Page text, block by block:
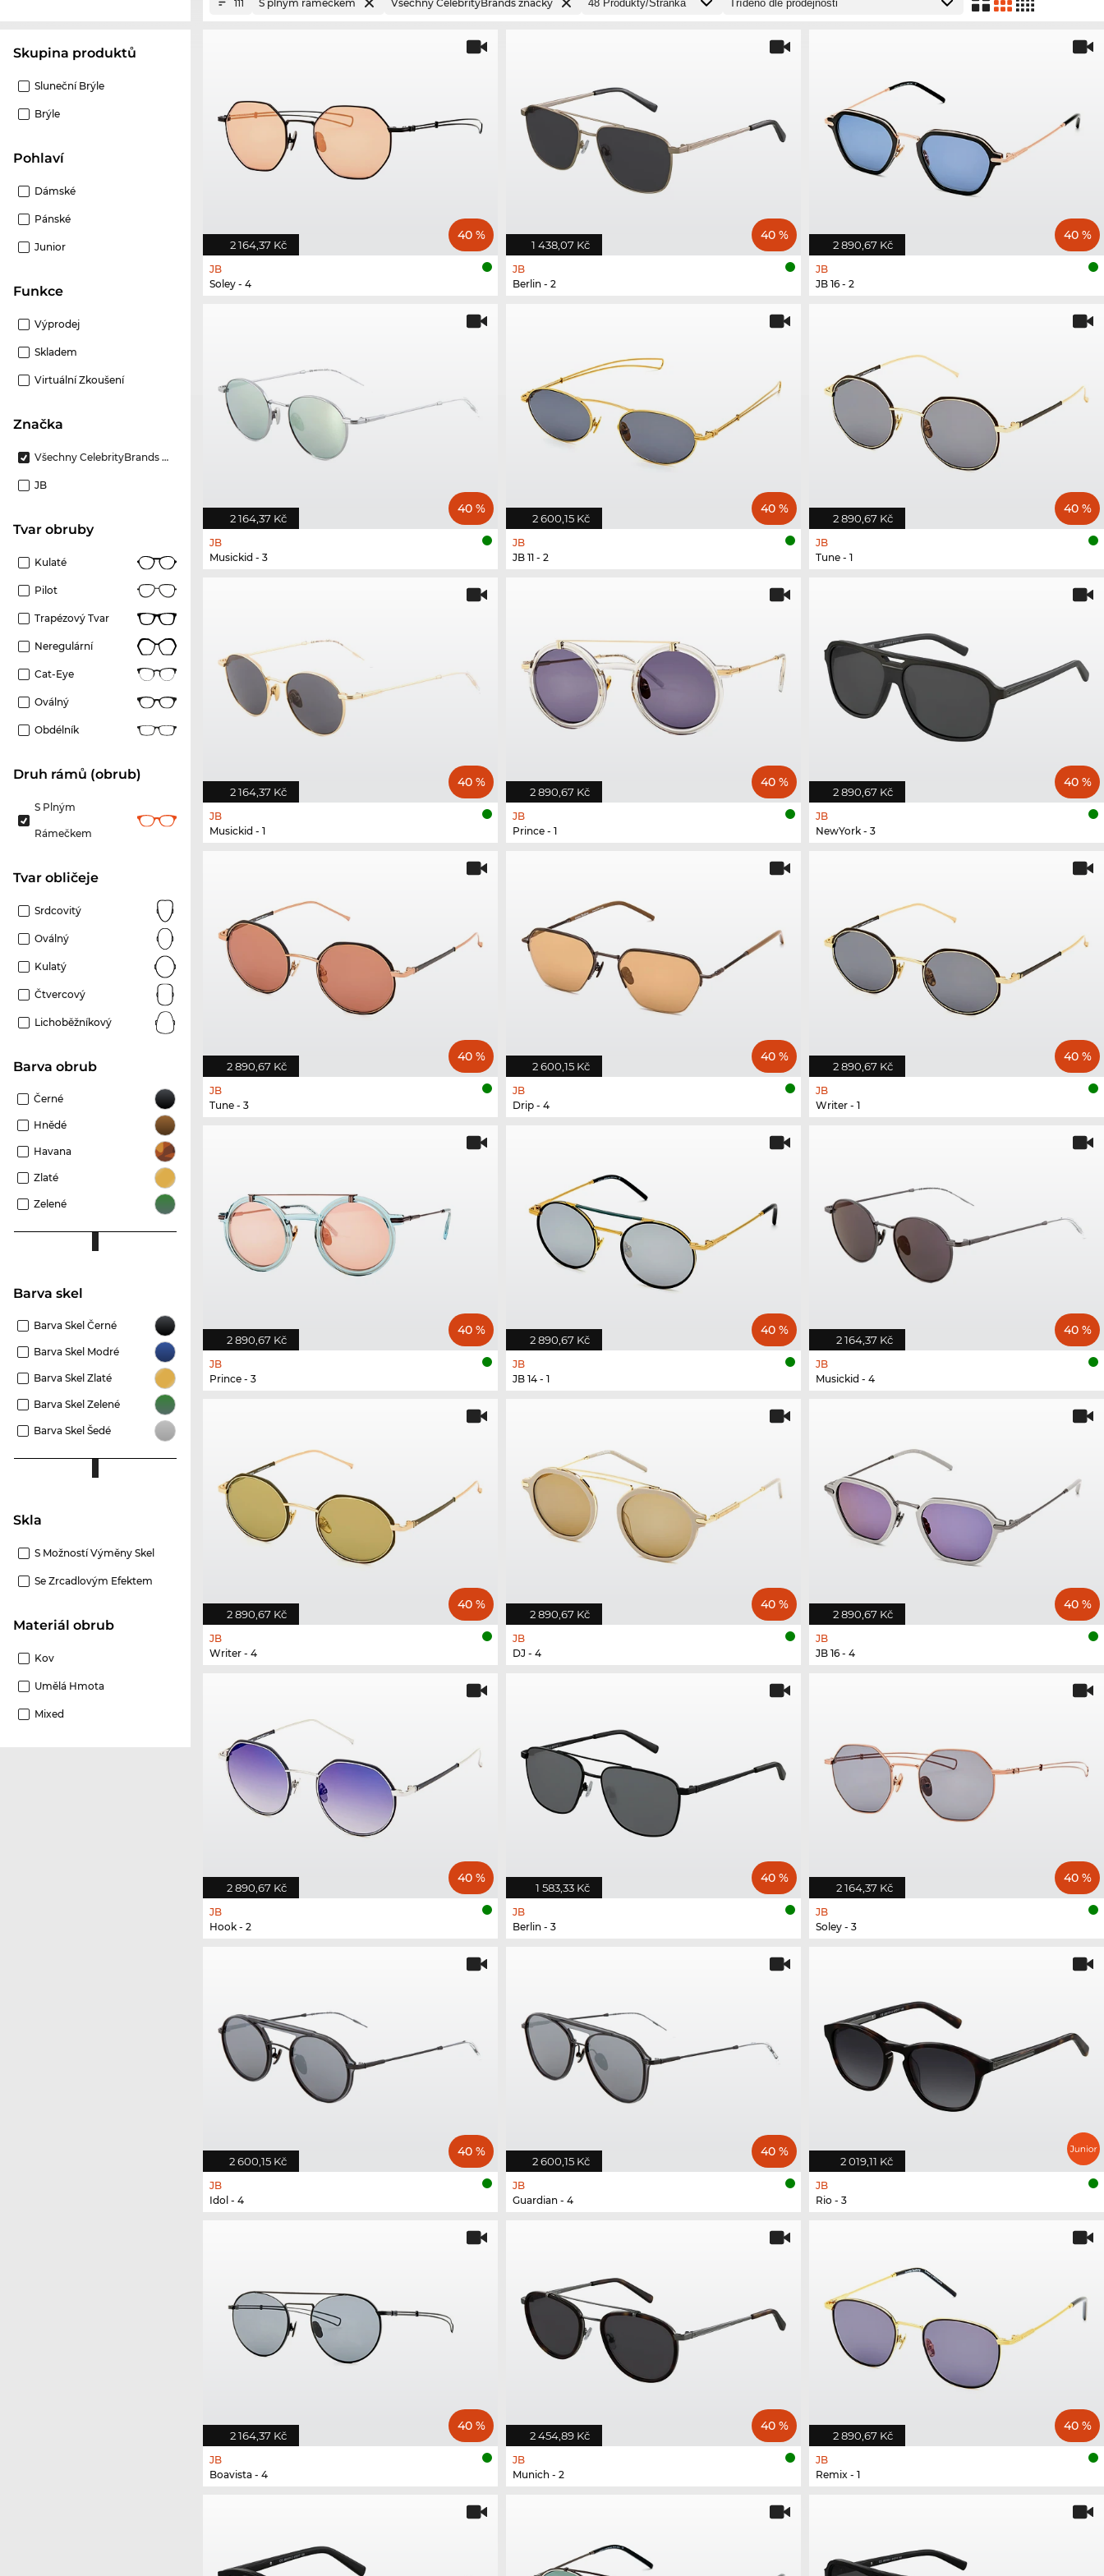
Skupina produktů
Sluneční Brýle
Brýle
Pohlaví
Dámské
Pánské
Junior
Funkce
Výprodej
Skladem
Virtuální Zkoušení
Značka
Všechny CelebrityBrands Značky
JB
Tvar obruby
Kulaté
Pilot
Trapézový Tvar
Neregulární
Cat-Eye
Oválný
Obdélník
Druh rámů (obrub)
S Plným
Rámečkem
tvar obličeje
Srdcovitý
Oválný
Kulatý
Čtvercový
Lichoběžníkový
Barva obrub
Černé
Hnědé
Havana
Zlaté
Zelené
Barva skel
Barva Skel Černé
Barva Skel Modré
Barva Skel Zlaté
Barva Skel Zelené
Barva Skel Šedé
Skla
S Možností Výměny Skel
Se Zrcadlovým Efektem
Materiál obrub
Kov
Umělá Hmota
Mixed
111 S plným rámečkem Všechny CelebrityBrands značky
2 164,37 Kč
40 %
JB
Soley - 4
1 438,07 Kč
40 %
JB
Berlin - 2
2 890,67 Kč
40 %
JB
JB 16 - 2
2 164,37 Kč
40 %
JB
Musickid - 3
2 600,15 Kč
40 %
JB
JB 11 - 2
2 890,67 Kč
40 %
JB
Tune - 1
2 164,37 Kč
40 %
JB
Musickid - 1
2 890,67 Kč
40 %
JB
Prince - 1
2 890,67 Kč
40 %
JB
NewYork - 3
2 890,67 Kč
40 %
JB
Tune - 3
2 600,15 Kč
40 %
JB
Drip - 4
2 890,67 Kč
40 %
JB
Writer - 1
2 890,67 Kč
40 %
JB
Prince - 3
2 890,67 Kč
40 %
JB
JB 14 - 1
2 164,37 Kč
40 %
JB
Musickid - 4
2 890,67 Kč
40 %
JB
Writer - 4
2 890,67 Kč
40 %
JB
DJ - 4
2 890,67 Kč
40 %
JB
JB 16 - 4
2 890,67 Kč
40 %
JB
Hook - 2
1 583,33 Kč
40 %
JB
Berlin - 3
2 164,37 Kč
40 %
JB
Soley - 3
2 600,15 Kč
40 %
JB
Idol - 4
2 600,15 Kč
40 %
JB
Guardian - 4
2 019,11 Kč
JB
Rio - 3
2 164,37 Kč
40 %
JB
Boavista - 4
2 454,89 Kč
40 %
JB
Munich - 2
2 890,67 Kč
40 %
JB
Remix - 1